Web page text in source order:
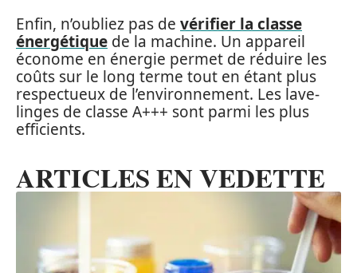
Enfin, n’oubliez pas de vérifier la classe
énergétique de la machine. Un appareil
économe en énergie permet de réduire les
coûts sur le long terme tout en étant plus
respectueux de l’environnement. Les lave-
linges de classe A+++ sont parmi les plus
efficients.
ARTICLES EN VEDETTE